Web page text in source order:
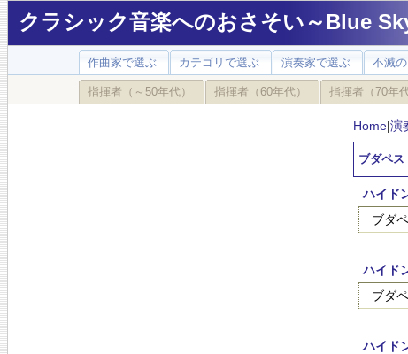
クラシック音楽へのおさそい～Blue
作曲家で選ぶ カテゴリで選ぶ 演奏家で選ぶ 不滅
指揮者（～50年代） 指揮者（60年代） 指揮者（70年代
Home|演
ブダペ
ハイド
ブダ
ハイド
ブダ
ハイド